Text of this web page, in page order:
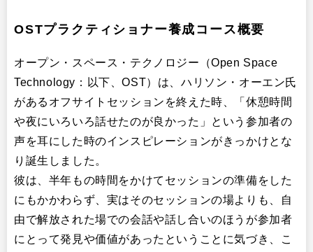
OSTプラクティショナー養成コース概要
オープン・スペース・テクノロジー（Open Space
Technology：以下、OST）は、ハリソン・オーエン氏
があるオフサイトセッションを終えた時、「休憩時間
や夜にいろいろ話せたのが良かった」という参加者の
声を耳にした時のインスピレーションがきっかけとな
り誕生しました。
彼は、半年もの時間をかけてセッションの準備をした
にもかかわらず、実はそのセッションの場よりも、自
由で解放された場での会話や話し合いのほうが参加者
にとって発見や価値があったということに気づき、こ